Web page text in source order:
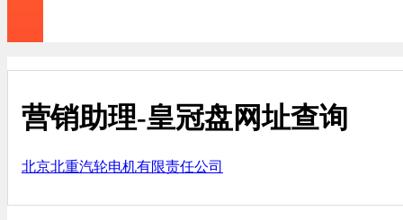
营销助理-皇冠盘网址查询
北京北重汽轮电机有限责任公司